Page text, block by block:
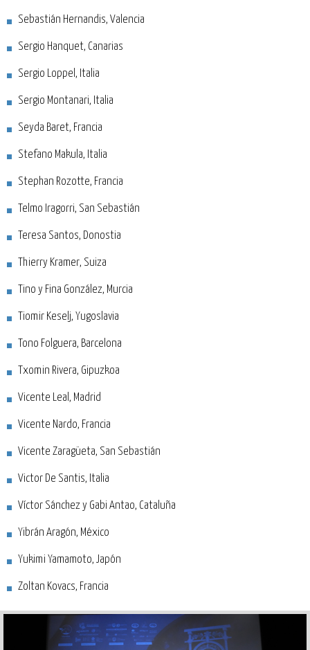
Sebastián Hernandis, Valencia
Sergio Hanquet, Canarias
Sergio Loppel, Italia
Sergio Montanari, Italia
Seyda Baret, Francia
Stefano Makula, Italia
Stephan Rozotte, Francia
Telmo Iragorri, San Sebastián
Teresa Santos, Donostia
Thierry Kramer, Suiza
Tino y Fina González, Murcia
Tiomir Keselj, Yugoslavia
Tono Folguera, Barcelona
Txomin Rivera, Gipuzkoa
Vicente Leal, Madrid
Vicente Nardo, Francia
Vicente Zaragüeta, San Sebastián
Victor De Santis, Italia
Víctor Sánchez y Gabi Antao, Cataluña
Yibrán Aragón, México
Yukimi Yamamoto, Japón
Zoltan Kovacs, Francia